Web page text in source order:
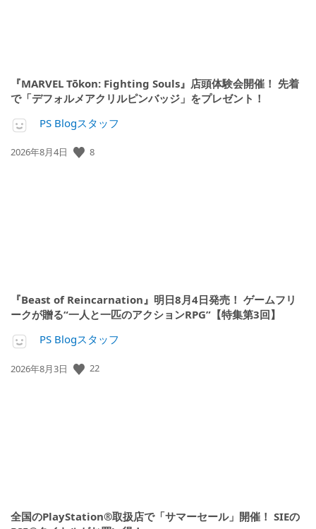
『MARVEL Tōkon: Fighting Souls』店頭体験会開催！ 先着
で「デフォルメアクリルピンバッジ」をプレゼント！
PS Blogスタッフ
公
2026年8月4日 8
『Beast of Reincarnation』明日8月4日発売！ ゲームフリ
ークが贈る“一人と一匹のアクションRPG”【特集第3回】
PS Blogスタッフ
公
2026年8月3日 22
全国のPlayStation®取扱店で「サマーセール」開催！ SIEの